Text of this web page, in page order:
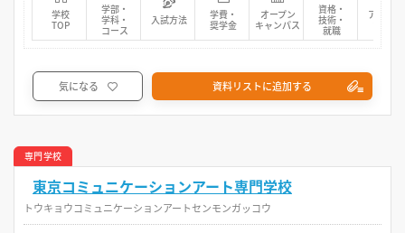
学校
TOP
学部・
学科・
コース
入試方法
学費・
奨学金
オープン
キャンパス
資格・
技術・
就職
アクセス
マップ
気になる 資料リストに追加する
専門学校
東京コミュニケーションアート専門学校
トウキョウコミュニケーションアートセンモンガッコウ